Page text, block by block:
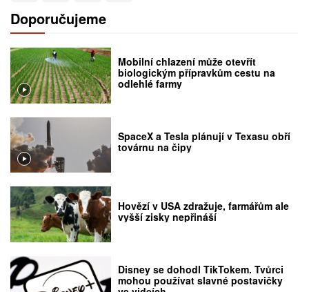
Doporučujeme
Mobilní chlazení může otevřít
biologickým přípravkům cestu na
odlehlé farmy
SpaceX a Tesla plánují v Texasu obří
továrnu na čipy
Hovězí v USA zdražuje, farmářům ale
vyšší zisky nepřináší
Disney se dohodl TikTokem. Tvůrci
mohou používat slavné postavičky